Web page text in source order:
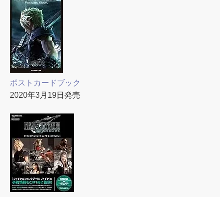
ポストカードブック
2020年3月19日発売